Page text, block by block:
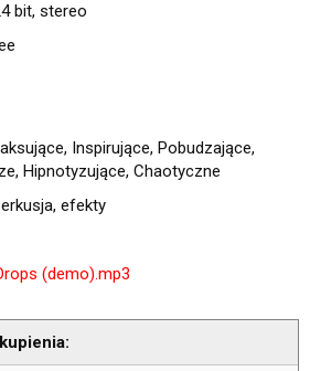
bit, stereo
Inspirujące, Pobudzające,
Hipnotyzujące, Chaotyczne
efekty
(demo).mp3